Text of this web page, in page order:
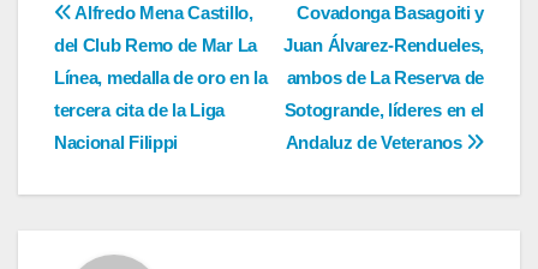
Navegación
de
entradas
Covadonga Basagoiti y
Juan Álvarez-Rendueles,
ambos de La Reserva de
Sotogrande, líderes en el
Andaluz de Veteranos
Alfredo Mena Castillo,
del Club Remo de Mar La
Línea, medalla de oro en la
tercera cita de la Liga
Nacional Filippi